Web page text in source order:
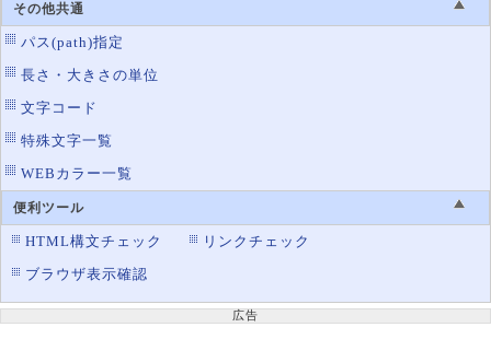
その他共通
パス(path)指定
長さ・大きさの単位
文字コード
特殊文字一覧
WEBカラー一覧
便利ツール
HTML構文チェック
リンクチェック
ブラウザ表示確認
広告